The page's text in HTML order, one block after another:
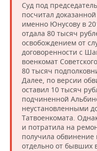
Суд под
посчитал доказанной
именно Юнусову в
отдала 80 тысяч
освобождением от
договоренности с
военкомат
80 тысяч
Далее, по версии
оставил 10 тысяч
подчиненной
неустановленными
Татвоенкомата.
и потратила на
получила
отдельно от бывших